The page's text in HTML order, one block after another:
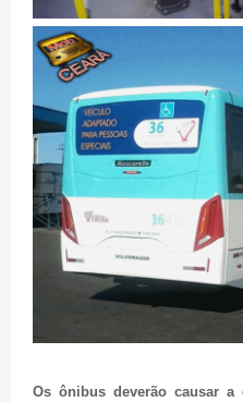
Os ônibus deverão causar